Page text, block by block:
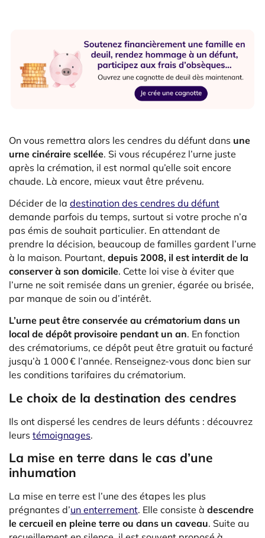
On vous remettra alors les cendres du défunt dans une
urne cinéraire scellée. Si vous récupérez l’urne juste
après la crémation, il est normal qu’elle soit encore
chaude. Là encore, mieux vaut être prévenu.
Décider de la destination des cendres du défunt
demande parfois du temps, surtout si votre proche n’a
pas émis de souhait particulier. En attendant de
prendre la décision, beaucoup de familles gardent l’urne
à la maison. Pourtant, depuis 2008, il est interdit de la
conserver à son domicile. Cette loi vise à éviter que
l’urne ne soit remisée dans un grenier, égarée ou brisée,
par manque de soin ou d’intérêt.
L’urne peut être conservée au crématorium dans un
local de dépôt provisoire pendant un an. En fonction
des crématoriums, ce dépôt peut être gratuit ou facturé
jusqu’à 1 000 € l’année. Renseignez-vous donc bien sur
les conditions tarifaires du crématorium.
Le choix de la destination des cendres
Ils ont dispersé les cendres de leurs défunts : découvrez
leurs témoignages.
La mise en terre dans le cas d’une
inhumation
La mise en terre est l’une des étapes les plus
prégnantes d’un enterrement. Elle consiste à descendre
le cercueil en pleine terre ou dans un caveau. Suite au